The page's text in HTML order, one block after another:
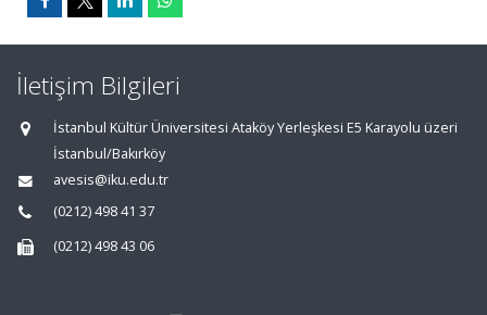
İletişim Bilgileri
İstanbul Kültür Üniversitesi Ataköy Yerleşkesi E5 Karayolu üzeri
İstanbul/Bakırköy
avesis@iku.edu.tr
(0212) 498 41 37
(0212) 498 43 06